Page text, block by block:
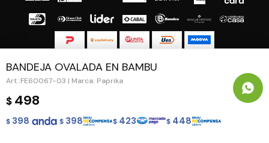
BANDEJA OVALADA EN BAMBU
FE60067-03 | Marca: Paprika
$ 498
$ 398 $ 398 $ 423 $ 448
© Copyright 2026 / Guapa - Paprika